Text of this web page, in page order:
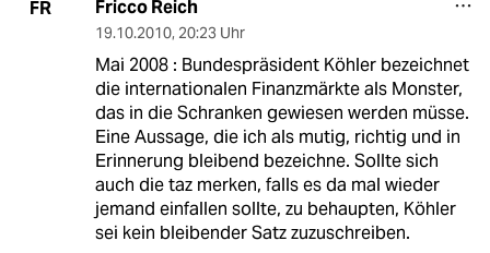
FR Fricco Reich
19.10.2010, 20:23 Uhr
Mai 2008 : Bundespräsident Köhler bezeichnet
die internationalen Finanzmärkte als Monster,
das in die Schranken gewiesen werden müsse.
Eine Aussage, die ich als mutig, richtig und in
Erinnerung bleibend bezeichne. Sollte sich
auch die taz merken, falls es da mal wieder
jemand einfallen sollte, zu behaupten, Köhler
sei kein bleibender Satz zuzuschreiben.